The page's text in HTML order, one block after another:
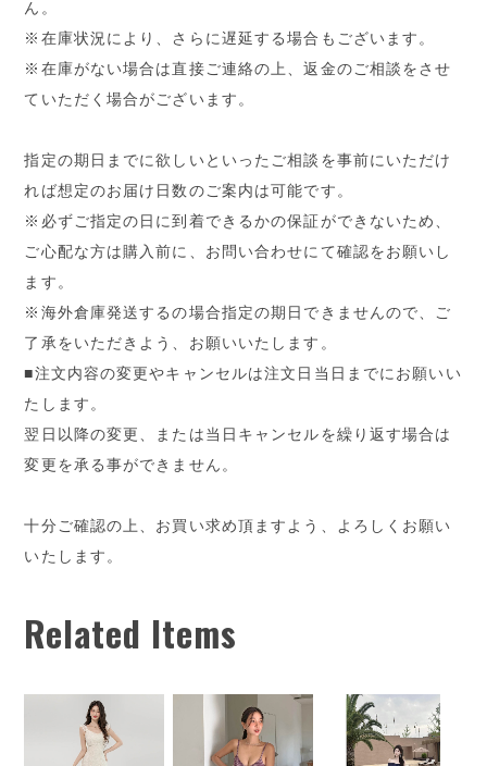
ん。
※在庫状況により、さらに遅延する場合もございます。
※在庫がない場合は直接ご連絡の上、返金のご相談をさせ
ていただく場合がございます。
指定の期日までに欲しいといったご相談を事前にいただけ
れば想定のお届け日数のご案内は可能です。
※必ずご指定の日に到着できるかの保証ができないため、
ご心配な方は購入前に、お問い合わせにて確認をお願いし
ます。
※海外倉庫発送するの場合指定の期日できませんので、ご
了承をいただきよう、お願いいたします。
■注文内容の変更やキャンセルは注文日当日までにお願いい
たします。
翌日以降の変更、または当日キャンセルを繰り返す場合は
変更を承る事ができません。
十分ご確認の上、お買い求め頂ますよう、よろしくお願い
いたします。
Related Items